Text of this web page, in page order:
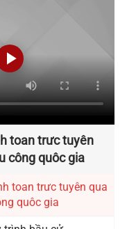
đơn vị bầu cử đại
nhân dân xã Quế
2026 – 2031
việc nộp hồ sơ ứng
đồng nhân dân xã
nhiệm kỳ 2026 -
toan trưc tuyên
công quôc gia
toan trưc tuyên qua
quôc gia